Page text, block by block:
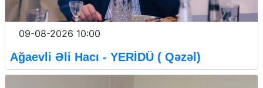
09-08-2026 10:00
Ağaevli Əli Hacı - YERİDÜ ( Qəzəl)